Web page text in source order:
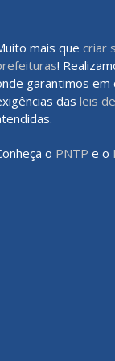
mais que criar
!
garantimos
das leis
o PNTP e o